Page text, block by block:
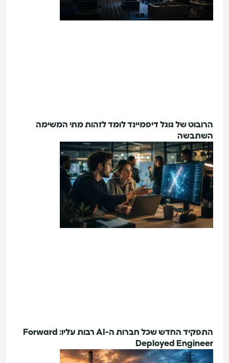
הרובוט של גוגל דיפמיינד לומד לזהות מתי המשימה
השתבשה
התפקיד החדש שכל חברות ה-AI רבות עליו: Forward
Deployed Engineer